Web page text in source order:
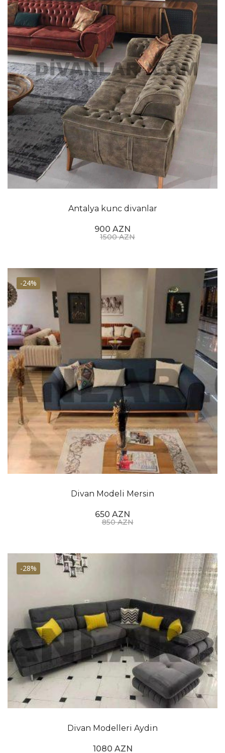
Antalya kunc divanlar
900 AZN
1500 AZN
-24%
Divan Modeli Mersin
650 AZN
850 AZN
-28%
Divan Modelleri Aydin
1080 AZN